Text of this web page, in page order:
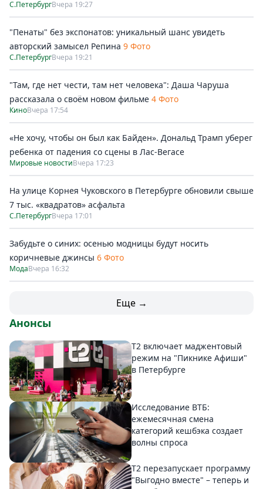
С.ПетербургВчера 19:27
"Пенаты" без экспонатов: уникальный шанс увидеть
авторский замысел Репина 9 Фото
С.ПетербургВчера 19:21
"Там, где нет чести, там нет человека": Даша Чаруша
рассказала о своём новом фильме 4 Фото
КиноВчера 17:54
«Не хочу, чтобы он был как Байден». Дональд Трамп уберег
ребенка от падения со сцены в Лас-Вегасе
Мировые новостиВчера 17:23
На улице Корнея Чуковского в Петербурге обновили свыше
7 тыс. «квадратов» асфальта
С.ПетербургВчера 17:01
Забудьте о синих: осенью модницы будут носить
коричневые джинсы 6 Фото
МодаВчера 16:32
Еще →
Анонсы
Т2 включает маджентовый
режим на "Пикнике Афиши"
в Петербурге
Исследование ВТБ:
ежемесячная смена
категорий кешбэка создает
волны спроса
Т2 перезапускает программу
"Выгодно вместе" – теперь и